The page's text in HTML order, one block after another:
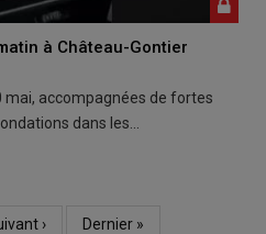
à Château-Gontier
mai, accompagnées de fortes
dans les…
›
Dernière
Dernier »